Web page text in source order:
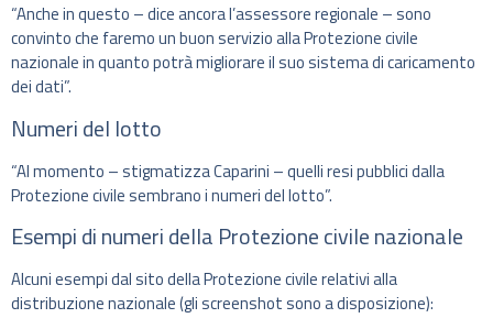
“Anche in questo – dice ancora l’assessore regionale – sono
convinto che faremo un buon servizio alla Protezione civile
nazionale in quanto potrà migliorare il suo sistema di caricamento
dei dati”.
Numeri del lotto
“Al momento – stigmatizza Caparini – quelli resi pubblici dalla
Protezione civile sembrano i numeri del lotto”.
Esempi di numeri della Protezione civile nazionale
Alcuni esempi dal sito della Protezione civile relativi alla
distribuzione nazionale (gli screenshot sono a disposizione):